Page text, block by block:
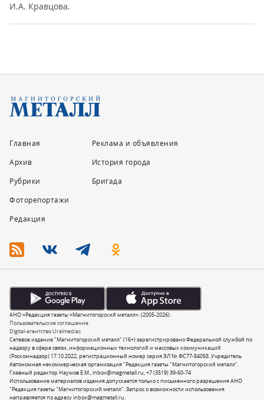
И.А. Кравцова.
Главная
Архив
Рубрики
Фоторепортажи
Редакция
Реклама и объявления
История города
Бригада
Сетевое издание "Магнитогорский металл" (16+) зарегистрировано Федеральной службой по
надзору в сфере связи, информационных технологий и массовых коммуникаций
(Роскомнадзор) 17.10.2022, регистрационный номер серия ЭЛ № ФС77-84058. Учредитель
Автономная некоммерческая организация "Редакция газеты "Магнитогорский металл".
Главный редактор Наумов Е.М.,inbox@magmetall.ru,+7 (3519) 39-60-74
Использование материалов издания допускается только с письменного разрешения АНО
"Редакция газеты "Магнитогорский металл". Запрос о возможности использования
направляется по адресуinbox@magmetall.ru.
Пользовательское соглашение
Digital-агентство Uralmedias
АНО «Редакция газеты «Магнитогорский металл». (2005-2026).